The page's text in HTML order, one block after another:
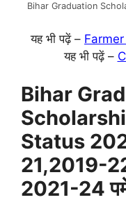
Bihar Graduation
यह भी पढ़ें –
यह भी पढ़ें –
Bihar
Status
21,2019-
2021-24